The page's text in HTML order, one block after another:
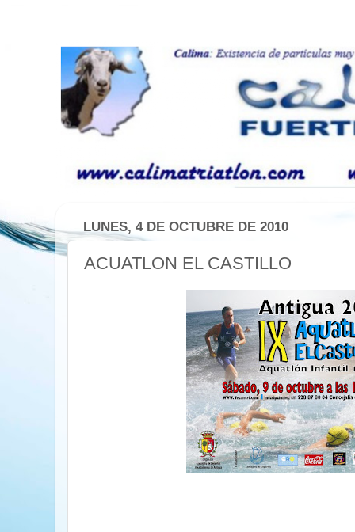
LUNES, 4 DE OCTUBRE DE 2010
ACUATLON EL CASTILLO